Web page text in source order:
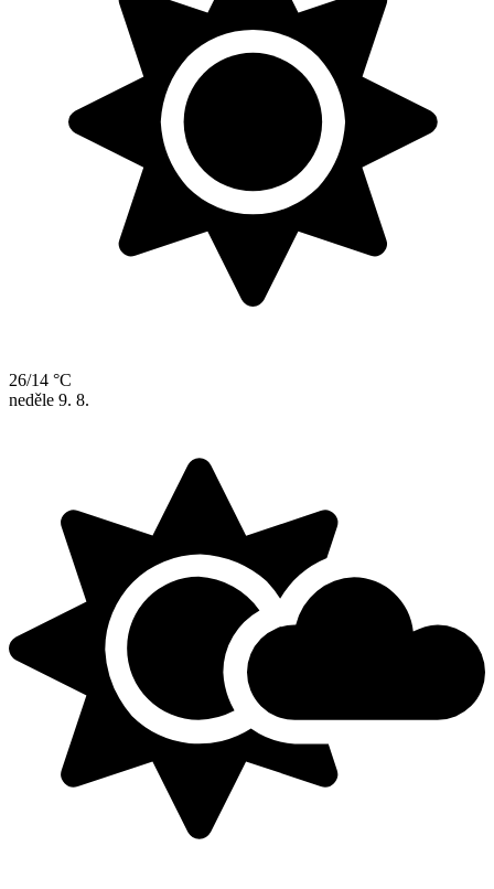
26/14 °C
neděle 9. 8.